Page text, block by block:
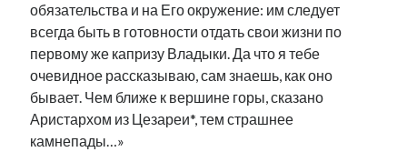
обязательства и на Его окружение: им следует
всегда быть в готовности отдать свои жизни по
первому же капризу Владыки. Да что я тебе
очевидное рассказываю, сам знаешь, как оно
бывает. Чем ближе к вершине горы, сказано
Аристархом из Цезареи*, тем страшнее
камнепады…»